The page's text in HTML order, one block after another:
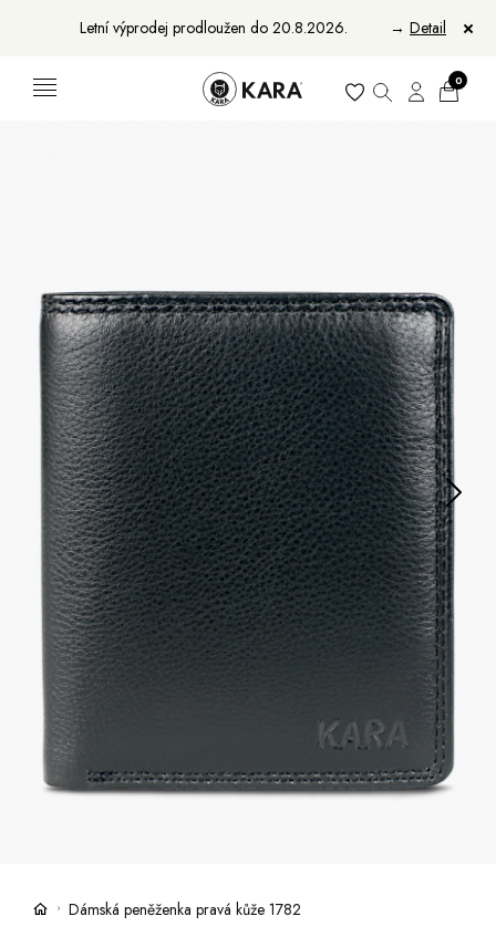
Letní výprodej prodloužen do 20.8.2026. → Detail
Peňaženky
Opasky
Šály a šatky
Manikúry
Opasky
Manikúry
Šály
Kufre -21 % Predajne Služby
Kara klub
Darčekové poukazy
Extra výhodné
Zľavy
Bundy a kabáty -50 %
Česky
0
Dámská peněženka pravá kůže 1782